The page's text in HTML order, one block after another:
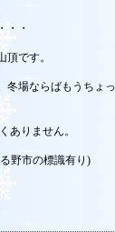
・・
です。
場ならばもうちょ
ありません。
野市の標識有り)